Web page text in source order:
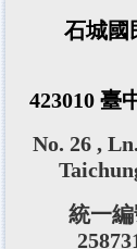
石城國
423010 臺
No. 26 ,
統一